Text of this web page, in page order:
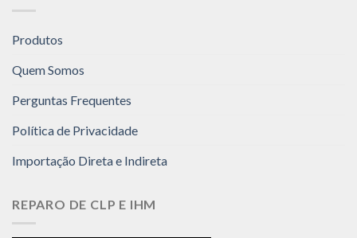
Produtos
Quem Somos
Perguntas Frequentes
Política de Privacidade
Importação Direta e Indireta
REPARO DE CLP E IHM